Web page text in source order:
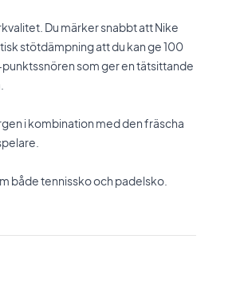
Du märker snabbt att Nike
stötdämpning att du kan ge 100
som ger en tätsittande
i kombination med den fräscha
både tennissko och padelsko.